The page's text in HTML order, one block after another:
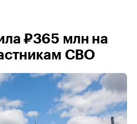
₽365 млн на
СВО